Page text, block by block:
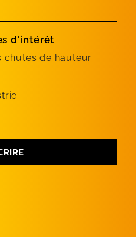
d'intérêt
chutes de hauteur